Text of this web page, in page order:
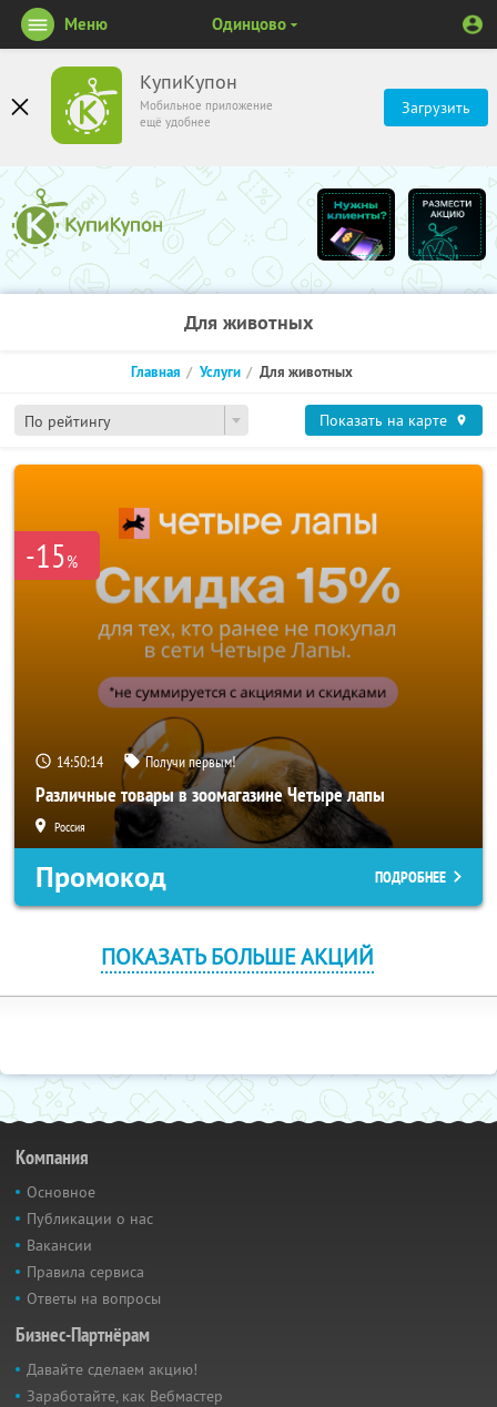
КупиКупон
Мобильное приложение
ещё удобнее
Загрузить
Меню Одинцово
Для животных
По рейтингу
Главная Услуги Для животных
Показать на карте
-15%
14:50:14 Получи первым!
Различные товары в зоомагазине Четыре лапы
Россия
Промокод ПОДРОБНЕЕ
ПОКАЗАТЬ БОЛЬШЕ АКЦИЙ
Компания
Основное
Публикации о нас
Вакансии
Правила сервиса
Ответы на вопросы
Бизнес-Партнёрам
Давайте сделаем акцию!
Заработайте, как Вебмастер